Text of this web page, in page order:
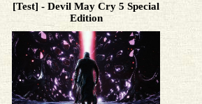
[Test] - Devil May Cry 5 Special
Edition